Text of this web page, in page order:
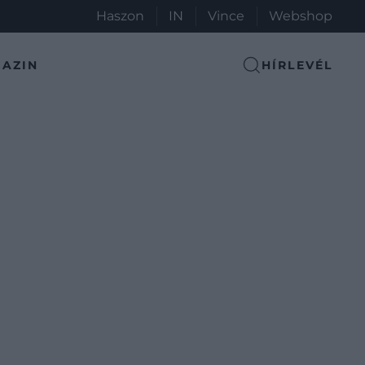
Haszon IN Vince Webshop
HÍRLEVÉL